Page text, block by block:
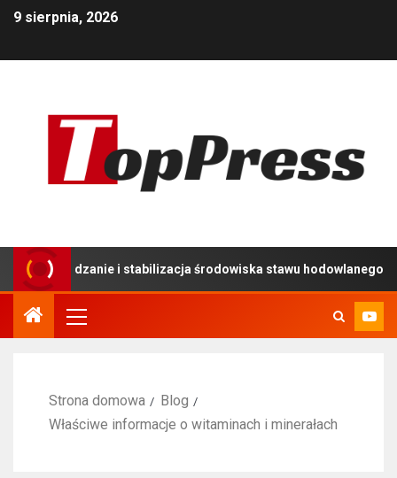
9 sierpnia, 2026
i stabilizacja środowiska stawu hodowlanego
Strona domowa
Blog
Właściwe informacje o witaminach i minerałach